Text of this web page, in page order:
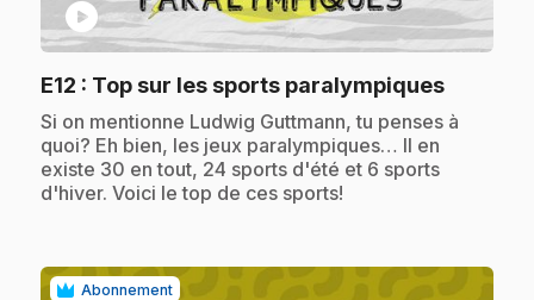
play_circle
E12 : Top sur les sports paralympiques.
.Si on mentionne Ludwig Guttmann, tu penses à
quoi? Eh bien, les jeux paralympiques… Il en
existe 30 en tout, 24 sports d'été et 6 sports
d'hiver. Voici le top de ces sports!
Abonnement